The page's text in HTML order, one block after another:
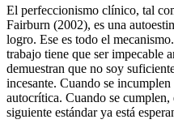
El perfeccionismo clínico, tal
Fairburn (2002), es una
logro. Ese es todo el
trabajo tiene que ser impecable
demuestran que no soy
incesante. Cuando se
autocrítica. Cuando se
siguiente estándar ya está